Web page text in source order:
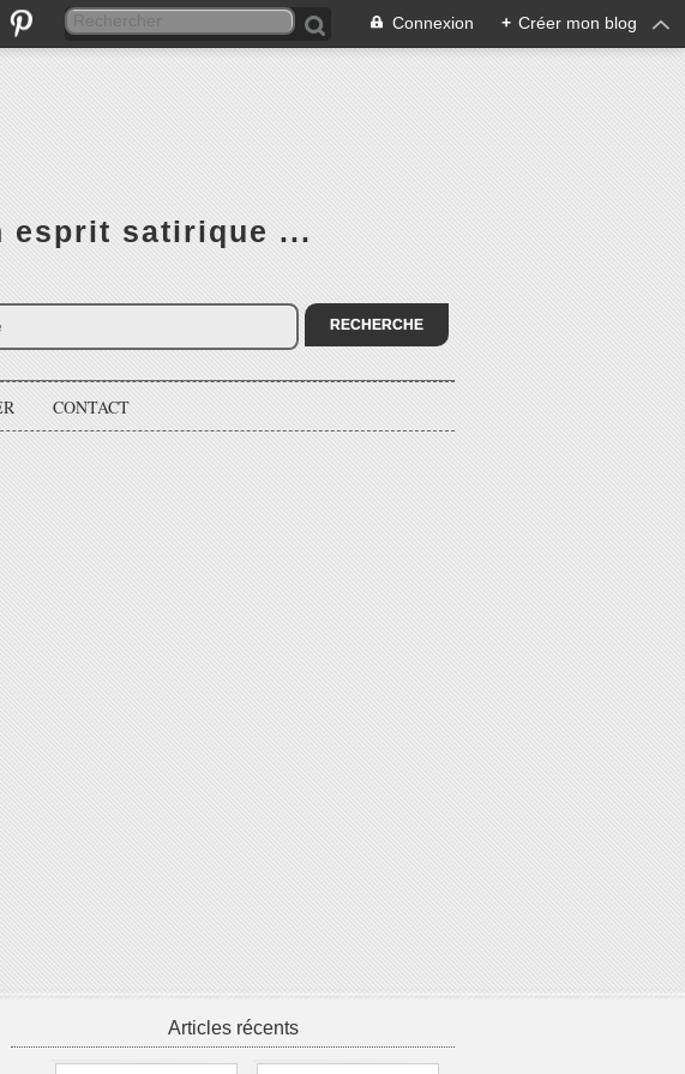
Connexion + Créer mon blog
esprit satirique ...
CONTACT
Articles récents